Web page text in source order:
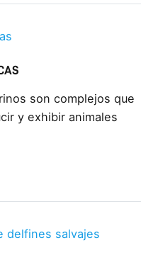
son complejos que
y exhibir animales